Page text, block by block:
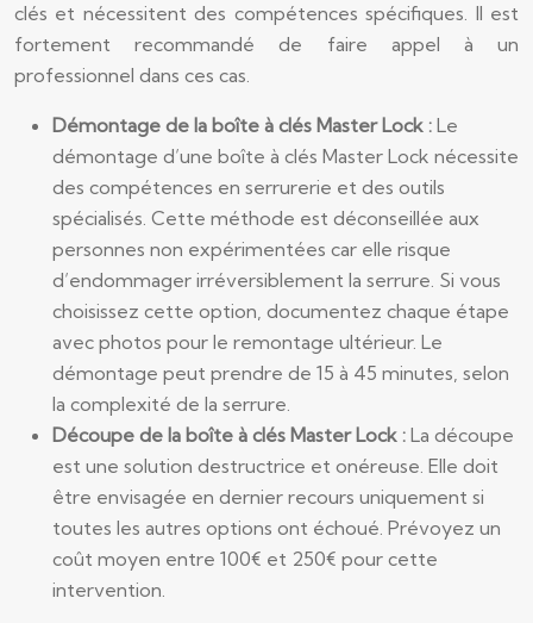
clés et nécessitent des compétences spécifiques. Il est
fortement recommandé de faire appel à un
professionnel dans ces cas.
Démontage de la boîte à clés Master Lock : Le
démontage d’une boîte à clés Master Lock nécessite
des compétences en serrurerie et des outils
spécialisés. Cette méthode est déconseillée aux
personnes non expérimentées car elle risque
d’endommager irréversiblement la serrure. Si vous
choisissez cette option, documentez chaque étape
avec photos pour le remontage ultérieur. Le
démontage peut prendre de 15 à 45 minutes, selon
la complexité de la serrure.
Découpe de la boîte à clés Master Lock : La découpe
est une solution destructrice et onéreuse. Elle doit
être envisagée en dernier recours uniquement si
toutes les autres options ont échoué. Prévoyez un
coût moyen entre 100€ et 250€ pour cette
intervention.